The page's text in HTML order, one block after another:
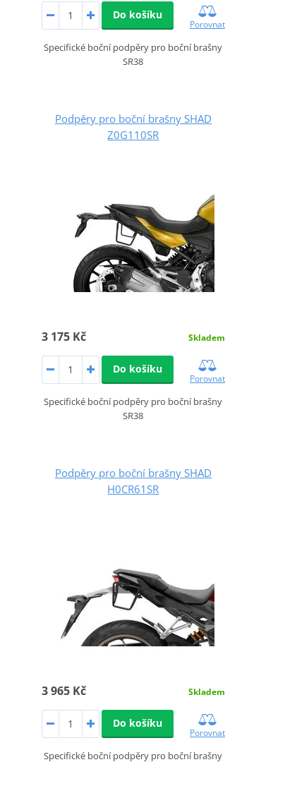
Do košíku
Porovnat
Specifické boční podpěry pro boční brašny
SR38
Podpěry pro boční brašny SHAD
Z0G110SR
3 175 Kč Skladem
Do košíku
Porovnat
Specifické boční podpěry pro boční brašny
SR38
Podpěry pro boční brašny SHAD
H0CR61SR
3 965 Kč Skladem
Do košíku
Porovnat
Specifické boční podpěry pro boční brašny